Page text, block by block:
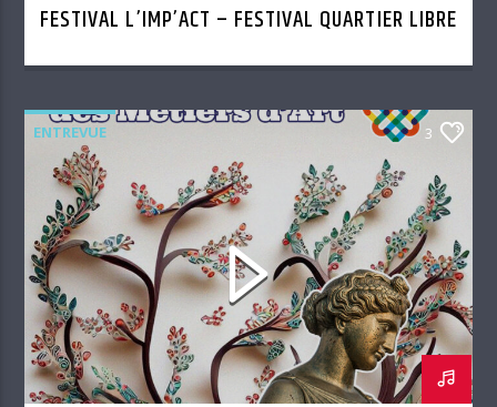
FESTIVAL L’IMP’ACT – FESTIVAL QUARTIER LIBRE
ENTREVUE 3